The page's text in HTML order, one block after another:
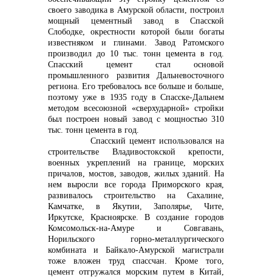
Контакты
+7 (423) 234 50 50
info@vostokcement.ru
своего заводика в Амурской области, построил
мощный цементный завод в Спасской
Слободке, окрестности которой были богаты
известняком и глинами. Завод Ратомского
производил до 10 тыс. тонн цемента в год.
Спасский цемент стал основой
промышленного развития Дальневосточного
региона. Его требовалось все больше и больше,
поэтому уже в 1935 году в Спасске-Дальнем
методом всесоюзной «сверхударной» стройки
был построен новый завод с мощностью 310
тыс. тонн цемента в год.
Спасский цемент использовался на
строительстве Владивостокской крепости,
военных укреплений на границе, морских
причалов, мостов, заводов, жилых зданий. На
нем выросли все города Приморского края,
развивалось строительство на Сахалине,
Камчатке, в Якутии, Заполярье, Чите,
Иркутске, Красноярске. В создание городов
Комсомольск-на-Амуре и Совгавань,
Норильского горно-металлургического
комбината и Байкало-Амурской магистрали
тоже вложен труд спассчан. Кроме того,
цемент отгружался морским путем в Китай,